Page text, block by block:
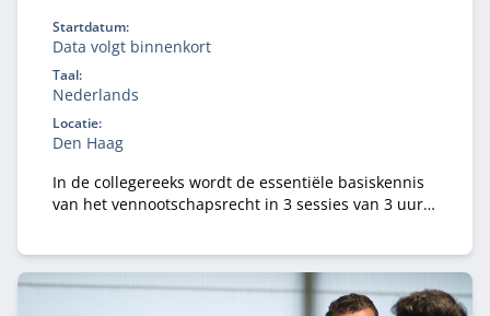
Startdatum:
Data volgt binnenkort
Taal:
Nederlands
Locatie:
Den Haag
In de collegereeks wordt de essentiële basiskennis
van het vennootschapsrecht in 3 sessies van 3 uur